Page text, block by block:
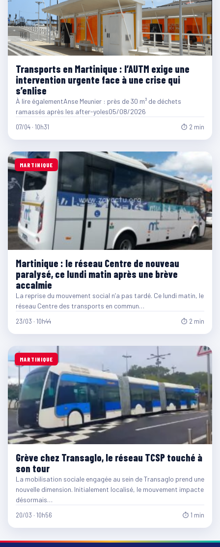
Transports en Martinique : l’AUTM exige une
intervention urgente face à une crise qui
s’enlise
À lire égalementAnse Meunier : près de 30 m³ de déchets
ramassés après les after-yoles05/08/2026
07/04 · 10h31 ⏱ 2 min
MARTINIQUE
Martinique : le réseau Centre de nouveau
paralysé, ce lundi matin après une brève
accalmie
La reprise du mouvement social n’a pas tardé. Ce lundi matin, le
réseau Centre des transports en commun…
23/03 · 10h44 ⏱ 2 min
MARTINIQUE
Grève chez Transaglo, le réseau TCSP touché à
son tour
La mobilisation sociale engagée au sein de Transaglo prend une
nouvelle dimension. Initialement localisé, le mouvement impacte
désormais…
20/03 · 10h56 ⏱ 1 min